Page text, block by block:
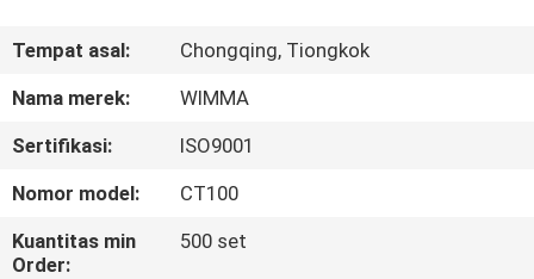
TENTANG
TUR
PABRIK
Tempat asal:
Chongqing, Tiongkok
Nama merek:
WIMMA
Sertifikasi:
ISO9001
Nomor model:
CT100
Kuantitas min
Order:
500 set